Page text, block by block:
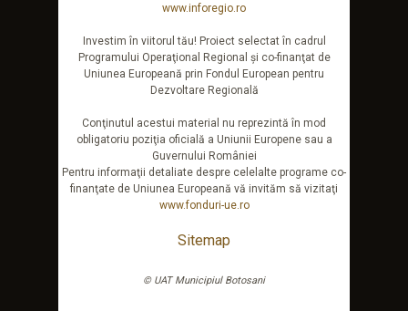
www.inforegio.ro
Investim în viitorul tău! Proiect selectat în cadrul
Programului Operaţional Regional şi co-finanţat de
Uniunea Europeană prin Fondul European pentru
Dezvoltare Regională
Conţinutul acestui material nu reprezintă în mod
obligatoriu poziţia oficială a Uniunii Europene sau a
Guvernului României
Pentru informaţii detaliate despre celelalte programe co-
finanţate de Uniunea Europeană vă invităm să vizitaţi
www.fonduri-ue.ro
Sitemap
© UAT Municipiul Botosani